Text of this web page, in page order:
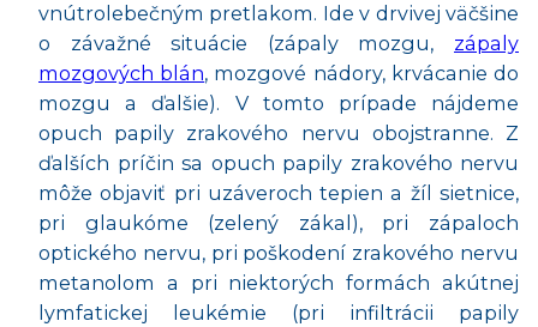
vnútrolebečným pretlakom. Ide v drvivej väčšine
o závažné situácie (zápaly mozgu, zápaly
mozgových blán, mozgové nádory, krvácanie do
mozgu a ďalšie). V tomto prípade nájdeme
opuch papily zrakového nervu obojstranne. Z
ďalších príčin sa opuch papily zrakového nervu
môže objaviť pri uzáveroch tepien a žíl sietnice,
pri glaukóme (zelený zákal), pri zápaloch
optického nervu, pri poškodení zrakového nervu
metanolom a pri niektorých formách akútnej
lymfatickej leukémie (pri infiltrácii papily